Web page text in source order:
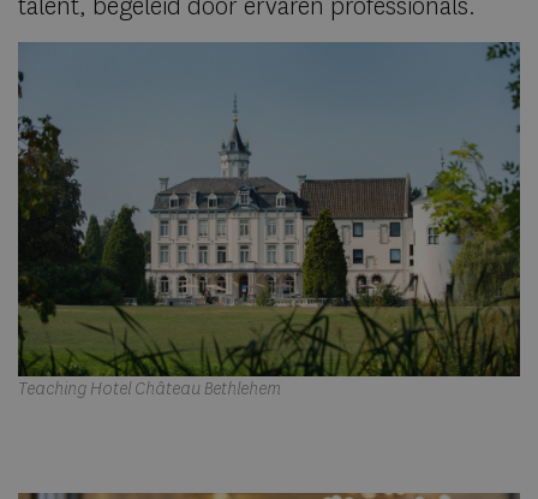
Teaching Hotel Château Bethlehem